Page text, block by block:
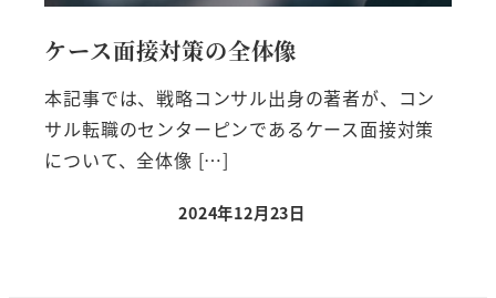
ケース面接対策の全体像
本記事では、戦略コンサル出身の著者が、コン
サル転職のセンターピンであるケース面接対策
について、全体像 […]
2024年12月23日